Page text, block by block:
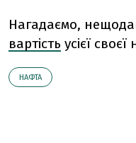
Нагадаємо,
вартість усієї
НАФТА